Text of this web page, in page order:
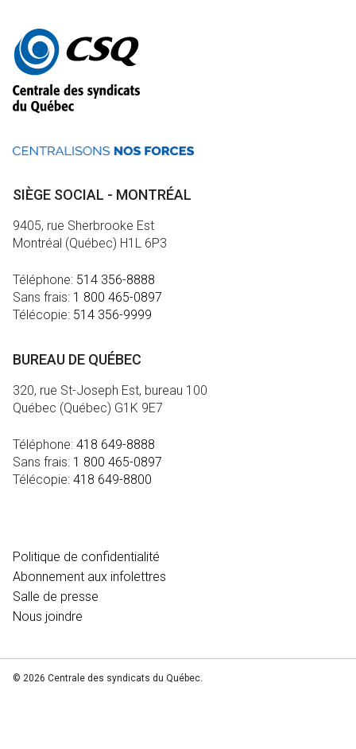
Autres
informations
SIÈGE SOCIAL - MONTRÉAL
9405, rue Sherbrooke Est
Montréal (Québec) H1L 6P3
Téléphone: 514 356-8888
Sans frais: 1 800 465-0897
Télécopie: 514 356-9999
BUREAU DE QUÉBEC
320, rue St-Joseph Est, bureau 100
Québec (Québec) G1K 9E7
Téléphone: 418 649-8888
Sans frais: 1 800 465-0897
Télécopie: 418 649-8800
Politique de confidentialité
Abonnement aux infolettres
Salle de presse
Nous joindre
© 2026 Centrale des syndicats du Québec.